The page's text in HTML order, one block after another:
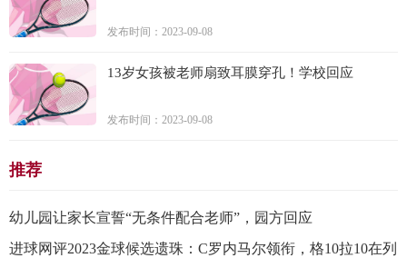
发布时间：2023-09-08
13岁女孩被老师扇致耳膜穿孔！学校回应
发布时间：2023-09-08
推荐
幼儿园让家长宣誓“无条件配合老师”，园方回应
进球网评2023金球候选遗珠：C罗内马尔领衔，格10拉10在列